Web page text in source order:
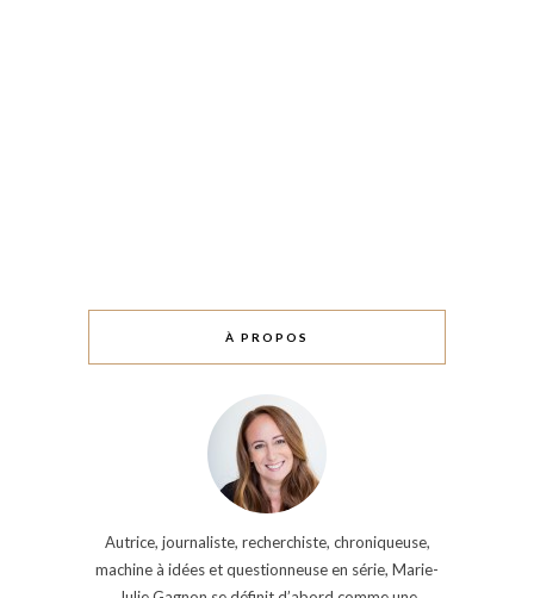
À PROPOS
Autrice, journaliste, recherchiste, chroniqueuse,
machine à idées et questionneuse en série, Marie-